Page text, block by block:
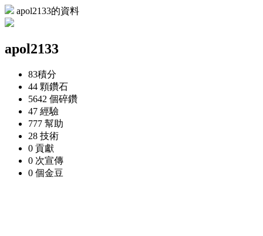
apol2133的資料
apol2133
83積分
44 顆鑽石
5642 個碎鑽
47 經驗
777 幫助
28 技術
0 貢獻
0 次宣傳
0 個金豆